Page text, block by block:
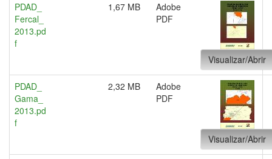
PDAD_
Fercal_
2013.pd
f
1,67 MB
Adobe
PDF
Visualizar/Abrir
PDAD_
Gama_
2013.pd
f
2,32 MB
Adobe
PDF
Visualizar/Abrir